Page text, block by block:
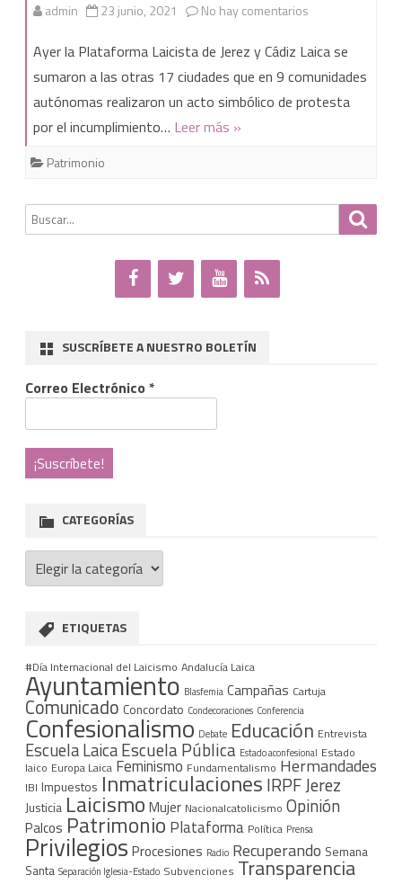
admin 23 junio, 2021 No hay comentarios
entre
las
en
Ayer la Plataforma Laicista de Jerez y Cádiz Laica se
sumaron a las otras 17 ciudades que en 9 comunidades
autónomas realizaron un acto simbólico de protesta
por el incumplimiento… Leer más »
Patrimonio
Buscar
por:
SUSCRÍBETE A NUESTRO BOLETÍN
Correo Electrónico *
CATEGORÍAS
Categorías
ETIQUETAS
#Día Internacional del Laicismo Andalucía Laica
Ayuntamiento Blasfemia Campañas Cartuja
Comunicado Concordato Condecoraciones Conferencia
Confesionalismo Debate Educación Entrevista
Escuela LaicaEscuela Pública Estado aconfesional Estado
laico Europa Laica Feminismo Fundamentalismo Hermandades
IBI Impuestos Inmatriculaciones IRPFJerez
Justicia Laicismo Mujer Nacionalcatolicismo Opinión
Palcos Patrimonio Plataforma Política Prensa
Privilegios Procesiones Radio Recuperando Semana
Santa Separación Iglesia-Estado Subvenciones Transparencia